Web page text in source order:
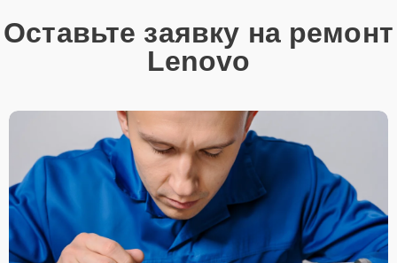
Оставьте заявку на ремонт
Lenovo